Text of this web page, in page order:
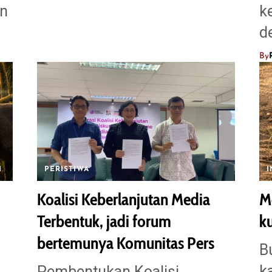
By
PERISTIWA
Koalisi Keberlanjutan Media
Terbentuk, jadi forum
bertemunya Komunitas Pers